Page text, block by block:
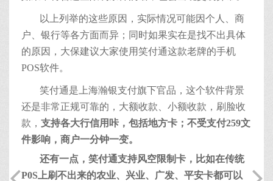
以上列举的这些原因，实际情况可能因个人、商
户、银行等各方面而异；同时如果实在是找不出具体
的原因，大保建议大家使用笑付通这款老牌的手机
POS软件。
笑付通是上海瀚银支付旗下官品，这个软件背景
还是非常正规可靠的，大额收款、小额收款，刷脸收
款， 支持各大行信用咔，包括地方卡；不受支付259文
件影响，商户一分钟一变。
还有一点，笑付通支持风空限制卡，比如在传统
P0S上刷不出来的农业、兴业、广发、平安卡都可以